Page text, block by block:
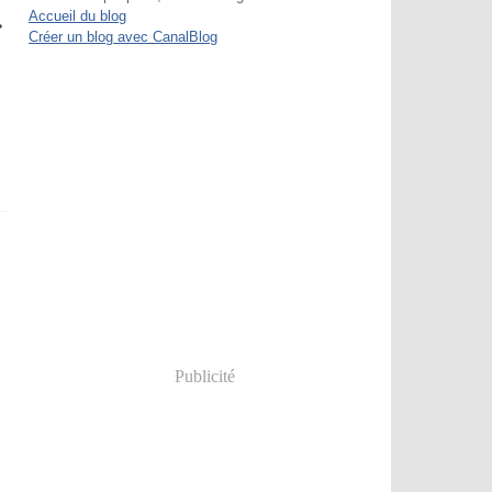
Accueil du blog
Créer un blog avec CanalBlog
Publicité